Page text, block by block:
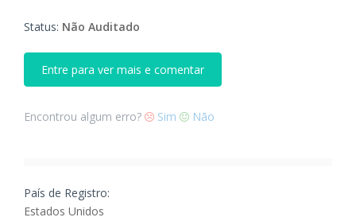
Status: Não Auditado
Entre para ver mais e comentar
Encontrou algum erro? Sim Não
País de Registro:
Estados Unidos